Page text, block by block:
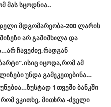
მას სცოდნია..
მდგომარეობა-200 ლარის
არ გამიმხილა და
ჩავეძიე,რადგან
იცოდა,რომ ამ
უნდა გამეკეთებინა…
1 თვეში ბანკში
ვკითხე, მითხრა -ძველი